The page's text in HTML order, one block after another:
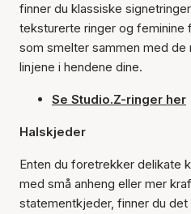
finner du klassiske
teksturerte ringer og feminine
som smelter sammen med de
linjene i hendene dine.
Se Studio.Z-ringer her
Halskjeder
Enten du foretrekker delikate
med små anheng eller mer
statementkjeder, finner du det